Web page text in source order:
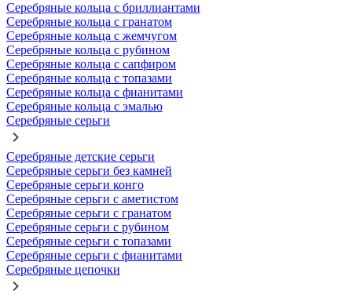
Серебряные кольца с бриллиантами
Серебряные кольца с гранатом
Серебряные кольца с жемчугом
Серебряные кольца с рубином
Серебряные кольца с сапфиром
Серебряные кольца с топазами
Серебряные кольца с фианитами
Серебряные кольца с эмалью
Серебряные серьги
Серебряные детские серьги
Серебряные серьги без камней
Серебряные серьги конго
Серебряные серьги с аметистом
Серебряные серьги с гранатом
Серебряные серьги с рубином
Серебряные серьги с топазами
Серебряные серьги с фианитами
Серебряные цепочки